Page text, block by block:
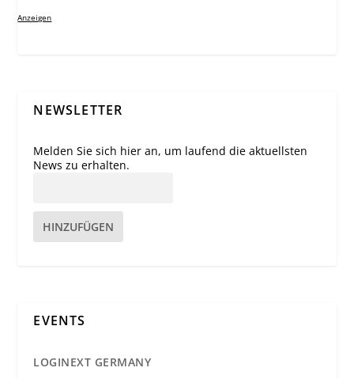
Anzeigen
NEWSLETTER
Melden Sie sich hier an, um laufend die aktuellsten
News zu erhalten.
HINZUFÜGEN
EVENTS
LOGINEXT GERMANY